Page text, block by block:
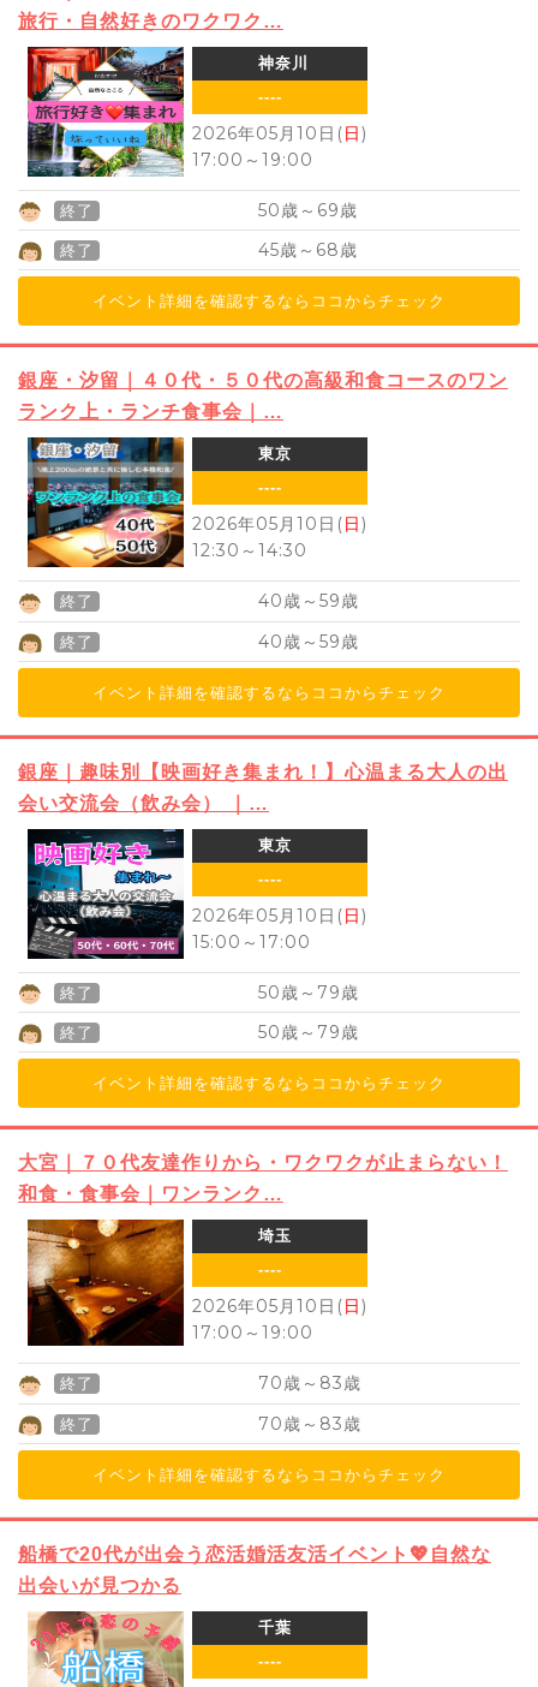
旅行・自然好きのワクワク…
神奈川
----
2026年05月10日(日)
17:00 ～ 19:00
終了 50歳～ 69歳
終了 45歳～ 68歳
イベント詳細を確認するならココからチェック
銀座・汐留｜４０代・５０代の高級和食コースのワン
ランク上・ランチ食事会｜…
東京
----
2026年05月10日(日)
12:30 ～ 14:30
終了 40歳～ 59歳
終了 40歳～ 59歳
イベント詳細を確認するならココからチェック
銀座｜趣味別【映画好き集まれ！】心温まる大人の出
会い交流会（飲み会） ｜…
東京
----
2026年05月10日(日)
15:00 ～ 17:00
終了 50歳～ 79歳
終了 50歳～ 79歳
イベント詳細を確認するならココからチェック
大宮｜７０代友達作りから・ワクワクが止まらない！
和食・食事会｜ワンランク…
埼玉
----
2026年05月10日(日)
17:00 ～ 19:00
終了 70歳～ 83歳
終了 70歳～ 83歳
イベント詳細を確認するならココからチェック
船橋で20代が出会う恋活婚活友活イベント💖自然な
出会いが見つかる
千葉
----